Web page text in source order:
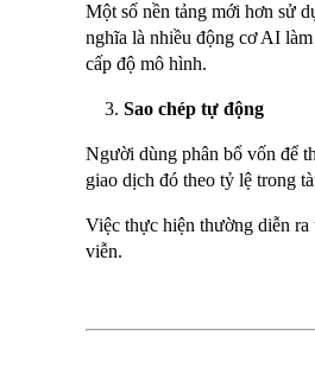
Một số nền tảng mới hơn sử
nghĩa là nhiều động cơ AI
cấp độ mô hình.
Sao chép tự động
Người dùng phân bổ vốn để
giao dịch đó theo tỷ lệ trong
Việc thực hiện thường diễn
viễn.